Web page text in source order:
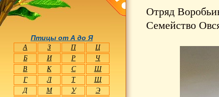
Отряд
Семейство
Птицы от А до Я
А З П
Ц
Б
И Р
Ч
В
К С
Ш
Г
Л Т
Щ
Д
М У
Э